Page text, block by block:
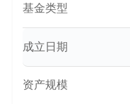
基金类型
成立日期
资产规模